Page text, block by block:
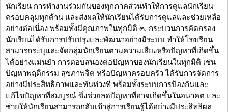
นักเรียน การทำงานร่วมกันของทุกภาคส่วนทำให้การดูแลนักเรียน
ครอบคลุมทุกด้าน และส่งผลให้นักเรียนได้รับการดูแลและช่วยเหลือ
อย่างต่อเนื่อง พร้อมทั้งมีคุณภาพในทุกมิติ ๓. กระบวนการคัดกรอง
นักเรียนได้รับการปรับปรุงและพัฒนาอย่างมีระบบ ทำให้โรงเรียน
สามารถระบุและจัดกลุ่มนักเรียนตามความเสี่ยงหรือปัญหาที่เกิดขึ้น
ได้อย่างแม่นยำ การตอบสนองต่อปัญหาของนักเรียนในทุกมิติ เช่น
ปัญหาพฤติกรรม สุขภาพจิต หรือปัญหาครอบครัว ได้รับการจัดการ
อย่างมีประสิทธิภาพและทันท่วงที พร้อมทั้งระบบการป้องกันและ
แก้ไขปัญหาที่สมบูรณ์ ซึ่งช่วยลดปัญหาที่อาจเกิดขึ้นในอนาคต และ
ช่วยให้นักเรียนสามารถกลับเข้าสู่การเรียนรู้ได้อย่างมีประสิทธิผล